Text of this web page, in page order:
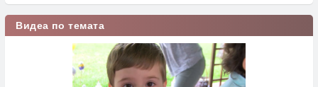
Видеа по темата